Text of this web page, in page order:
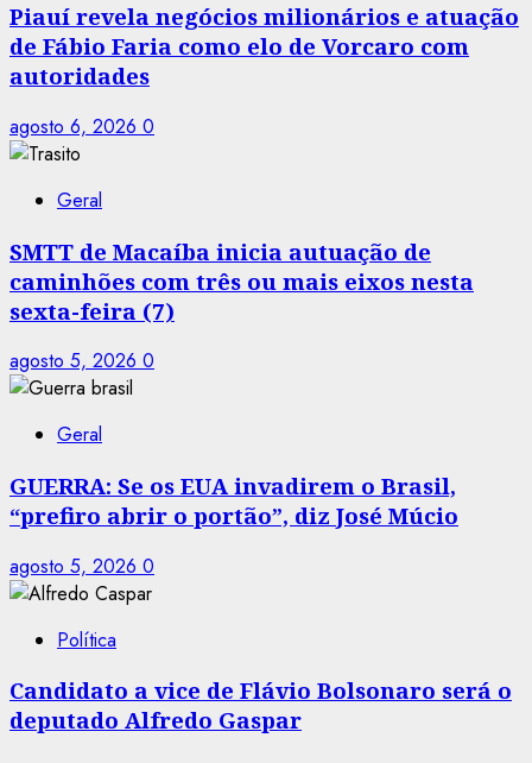
Piauí revela negócios milionários e atuação
de Fábio Faria como elo de Vorcaro com
autoridades
agosto 6, 2026 0
Geral
SMTT de Macaíba inicia autuação de
caminhões com três ou mais eixos nesta
sexta-feira (7)
agosto 5, 2026 0
Geral
GUERRA: Se os EUA invadirem o Brasil,
“prefiro abrir o portão”, diz José Múcio
agosto 5, 2026 0
Política
Candidato a vice de Flávio Bolsonaro será o
deputado Alfredo Gaspar